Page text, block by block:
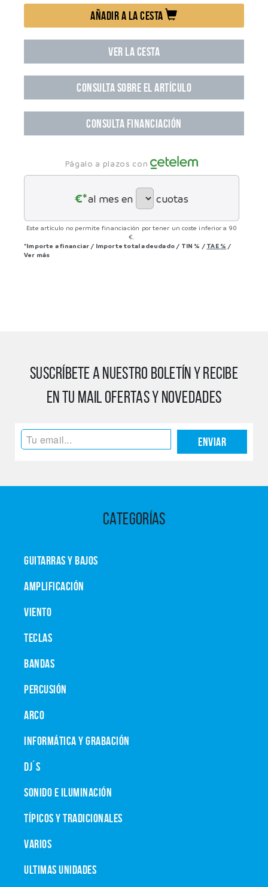
AÑADIR A LA CESTA
VER LA CESTA
CONSULTA SOBRE EL ARTÍCULO
CONSULTA FINANCIACIÓN
Págalo a plazos con
€*al mes en cuotas
Este artículo no permite financiación por tener un coste inferior a 90
€.
*Importe a financiar / Importe total adeudado / TIN % / TAE % /
Ver más
SUSCRÍBETE A NUESTRO BOLETÍN Y RECIBE
EN TU MAIL OFERTAS Y NOVEDADES
Enviar
CATEGORÍAS
GUITARRAS Y BAJOS
AMPLIFICACIÓN
VIENTO
TECLAS
BANDAS
PERCUSIÓN
ARCO
INFORMÁTICA Y GRABACIÓN
DJ´S
SONIDO E ILUMINACIÓN
TÍPICOS Y TRADICIONALES
VARIOS
ULTIMAS UNIDADES